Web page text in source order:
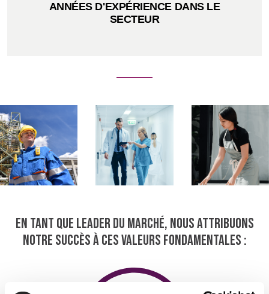
ANNÉES D'EXPÉRIENCE DANS LE
SECTEUR
En tant que leader du marché, nous attribuons
notre succès à ces valeurs fondamentales :